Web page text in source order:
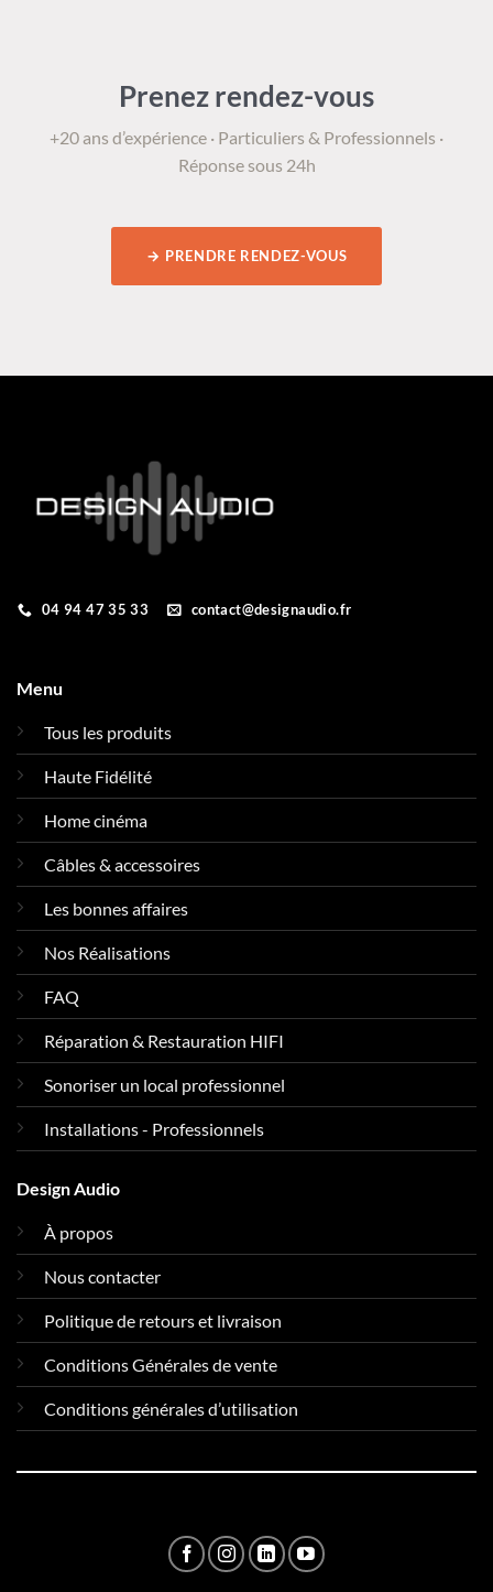
Prenez rendez-vous
+20 ans d’expérience · Particuliers & Professionnels ·
Réponse sous 24h
→ PRENDRE RENDEZ-VOUS
04 94 47 35 33 contact@designaudio.fr
Menu
Tous les produits
Haute Fidélité
Home cinéma
Câbles & accessoires
Les bonnes affaires
Nos Réalisations
FAQ
Réparation & Restauration HIFI
Sonoriser un local professionnel
Installations - Professionnels
Design Audio
À propos
Nous contacter
Politique de retours et livraison
Conditions Générales de vente
Conditions générales d’utilisation